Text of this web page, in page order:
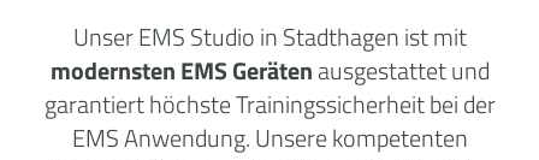
Unser EMS Studio in Stadthagen ist mit
modernsten EMS Gerätenausgestattet und
garantiert höchste Trainingssicherheit bei der
EMS Anwendung. Unsere kompetenten